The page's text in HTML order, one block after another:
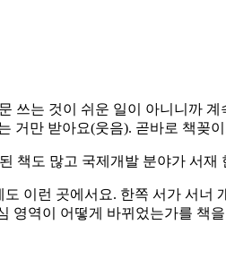
쓰는 것이 쉬운 일이 아니니까 계
거만 받아요(웃음). 곧바로 책꽂
책도 많고 국제개발 분야가 서재
이런 곳에서요. 한쪽 서가 서너
영역이 어떻게 바뀌었는가를 책